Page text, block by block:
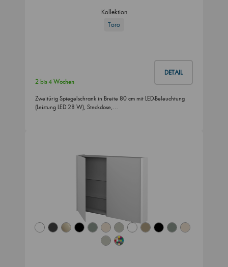
Kollektion
Toro
DETAIL
2 bis 4 Wochen
Zweitürig Spiegelschrank in Breite 80 cm mit LED-Beleuchtung
(Leistung LED 28 W), Steckdose,…